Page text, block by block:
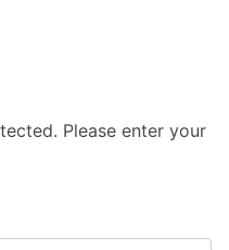
Please enter your